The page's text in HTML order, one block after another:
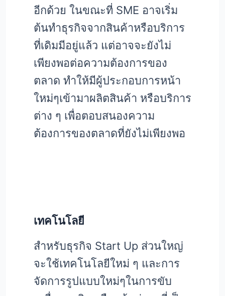
อีกด้วย ในขณะที่ SME อาจเริ่ม
ต้นทำธุรกิจจากสินค้าหรือบริการ
ที่เดิมมีอยู่แล้ว แต่อาจจะยังไม่
เพียงพอต่อความต้องการของ
ตลาด ทำให้มีผู้ประกอบการหน้า
ใหม่ๆเข้ามาผลิตสินค้า หรือบริการ
ต่าง ๆ เพื่อตอบสนองความ
ต้องการของตลาดที่ยังไม่เพียงพอ
เทคโนโลยี
สำหรับธุรกิจ Start Up ส่วนใหญ่
จะใช้เทคโนโลยีใหม่ ๆ และการ
จัดการรูปแบบใหม่ๆในการขับ